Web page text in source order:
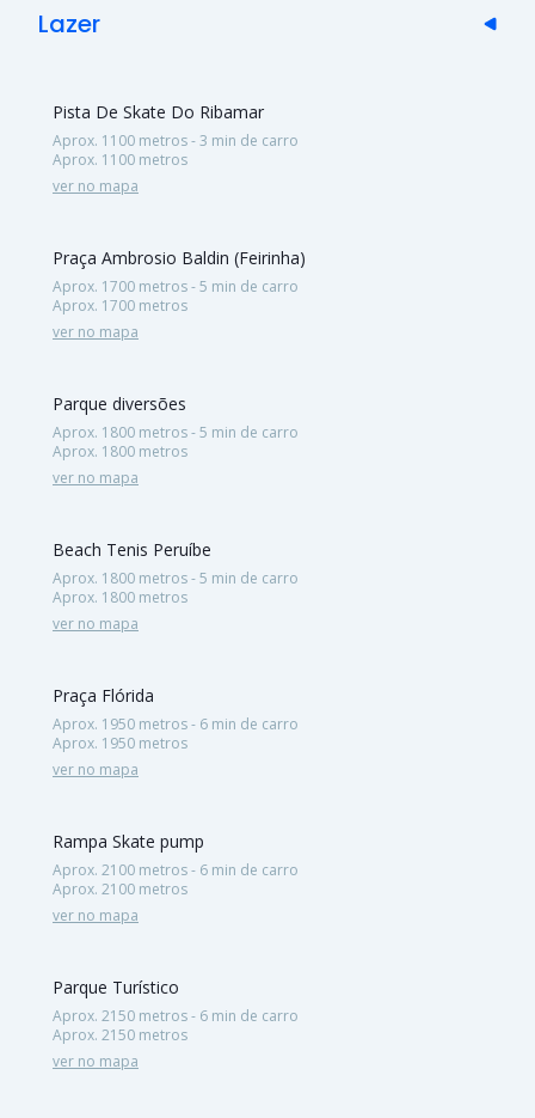
Lazer
Pista De Skate Do Ribamar
Aprox. 1100 metros - 3 min de carro
Aprox. 1100 metros
ver no mapa
Praça Ambrosio Baldin (Feirinha)
Aprox. 1700 metros - 5 min de carro
Aprox. 1700 metros
ver no mapa
Parque diversões
Aprox. 1800 metros - 5 min de carro
Aprox. 1800 metros
ver no mapa
Beach Tenis Peruíbe
Aprox. 1800 metros - 5 min de carro
Aprox. 1800 metros
ver no mapa
Praça Flórida
Aprox. 1950 metros - 6 min de carro
Aprox. 1950 metros
ver no mapa
Rampa Skate pump
Aprox. 2100 metros - 6 min de carro
Aprox. 2100 metros
ver no mapa
Parque Turístico
Aprox. 2150 metros - 6 min de carro
Aprox. 2150 metros
ver no mapa